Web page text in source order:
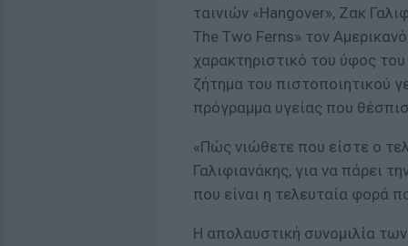
ταινιών «Hangover», Ζακ
The Two Ferns» τον
χαρακτηριστικό του ύφος
ζήτημα του πιστοποιητικού
πρόγραμμα υγείας που
«Πώς νιώθετε που είστε ο
Γαλιφιανάκης, για να πάρει
που είναι η τελευταία φορά
Η απολαυστική συνομιλία